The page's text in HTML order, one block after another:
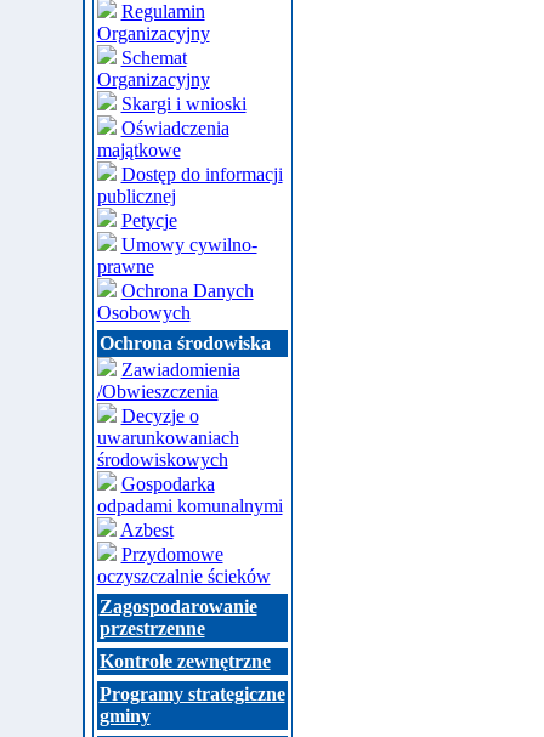
Regulamin
Organizacyjny
Schemat
Organizacyjny
Skargi i wnioski
Oświadczenia
majątkowe
Dostęp do informacji
publicznej
Petycje
Umowy cywilno-
prawne
Ochrona Danych
Osobowych
Ochrona środowiska
Zawiadomienia
/Obwieszczenia
Decyzje o
uwarunkowaniach
środowiskowych
Gospodarka
odpadami komunalnymi
Azbest
Przydomowe
oczyszczalnie ścieków
Zagospodarowanie
przestrzenne
Kontrole zewnętrzne
Programy strategiczne
gminy